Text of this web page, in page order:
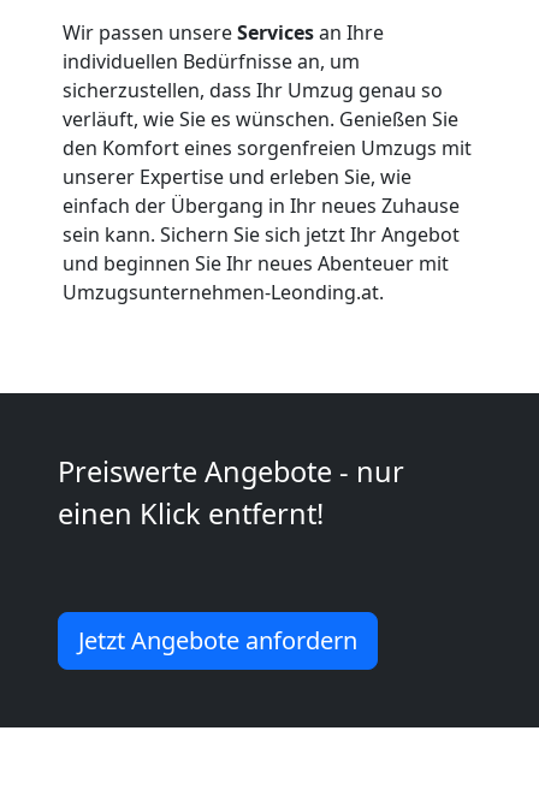
Wir passen unsereServicesan Ihre
individuellen Bedürfnisse an, um
sicherzustellen, dass Ihr Umzug genau so
verläuft, wie Sie es wünschen. Genießen Sie
den Komfort eines sorgenfreien Umzugs mit
unserer Expertise und erleben Sie, wie
einfach der Übergang in Ihr neues Zuhause
sein kann. Sichern Sie sich jetzt Ihr Angebot
und beginnen Sie Ihr neues Abenteuer mit
Umzugsunternehmen-Leonding.at.
Preiswerte Angebote - nur
einen Klick entfernt!
Jetzt Angebote anfordern
Leonding
Büroumzug
Leonding
Expressumzug
Leonding
Umzug